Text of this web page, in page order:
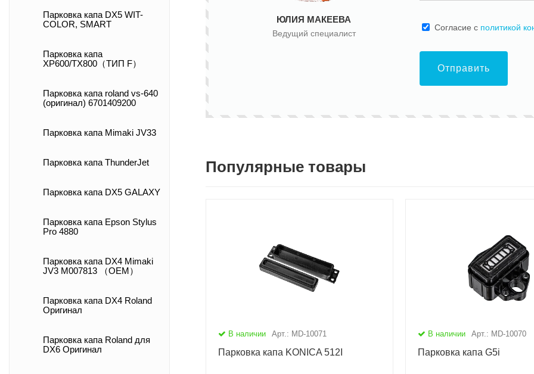
Парковка капа DX5 WIT-
COLOR, SMART
Парковка капа
XP600/TX800（ТИП F）
Парковка капа roland vs-640
(оригинал) 6701409200
Парковка капа Mimaki JV33
Парковка капа ThunderJet
Парковка капа DX5 GALAXY
Парковка капа Epson Stylus
Pro 4880
Парковка капа DX4 Mimaki
JV3 M007813 （OEM）
Парковка капа DX4 Roland
Оригинал
Парковка капа Roland для
DX6 Оригинал
ЮЛИЯ МАКЕЕВА
Ведущий специалист
Cогласие с политикой
Отправить
Популярные товары
В наличии Арт.: MD-10071
Парковка капа KONICA 512I
В наличии Арт.: MD-10070
Парковка капа G5i